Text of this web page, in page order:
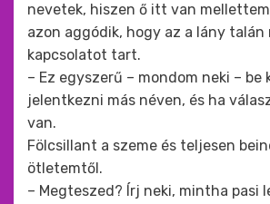
nevetek, hiszen ő itt van
azon aggódik, hogy az a lány talán
kapcsolatot tart.
– Ez egyszerű – mondom neki – be
jelentkezni más néven, és ha
van.
Fölcsillant a szeme és teljesen
ötletemtől.
– Megteszed? Írj neki, mintha pasi